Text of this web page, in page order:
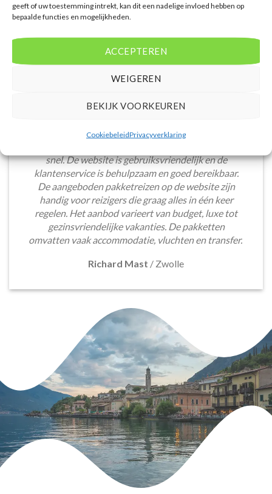
geeft of uw toestemming intrekt, kan dit een nadelige invloed hebben op
bepaalde functies en mogelijkheden.
ACCEPTEREN
WEIGEREN
BEKIJK VOORKEUREN
CookiebeleidPrivacyverklaring
Het boeken van een lastminute vakantie via
snel. De website is gebruiksvriendelijk en de
klantenservice is behulpzaam en goed bereikbaar.
De aangeboden pakketreizen op de website zijn
handig voor reizigers die graag alles in één keer
regelen. Het aanbod varieert van budget, luxe tot
gezinsvriendelijke vakanties. De pakketten
omvatten vaak accommodatie, vluchten en transfer.
Richard Mast / Zwolle